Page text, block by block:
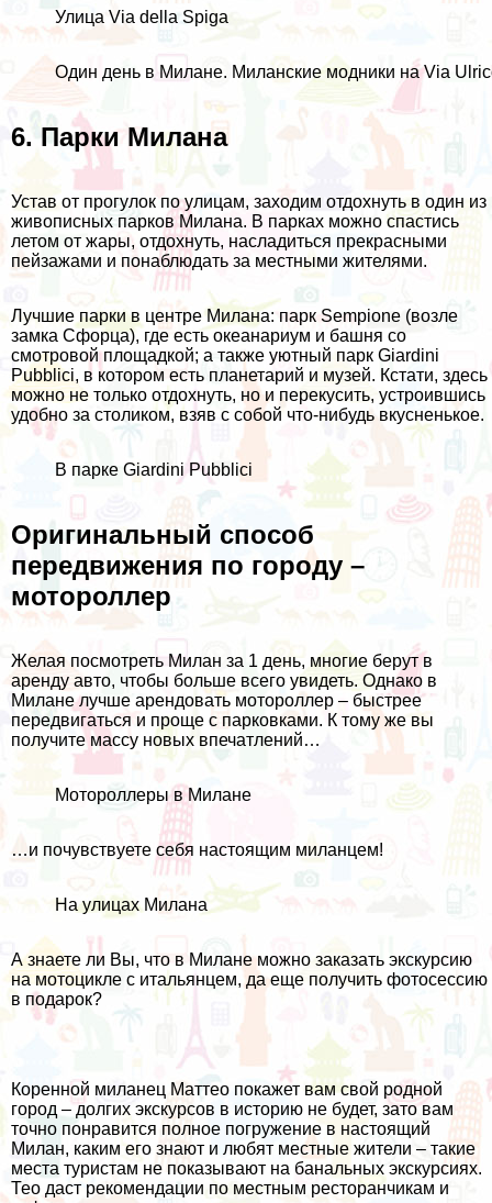
Улица Via della Spiga
Один день в Милане. Миланские модники на Via
6. Парки Милана
Устав от прогулок по улицам, заходим отдохнуть в один из
живописных парков Милана. В парках можно спастись
летом от жары, отдохнуть, насладиться прекрасными
пейзажами и понаблюдать за местными жителями.
Лучшие парки в центре Милана: парк Sempione (возле
замка Сфорца), где есть океанариум и башня со
смотровой площадкой; а также уютный парк Giardini
Pubblici, в котором есть планетарий и музей. Кстати, здесь
можно не только отдохнуть, но и перекусить, устроившись
удобно за столиком, взяв с собой что-нибудь вкусненькое.
В парке Giardini Pubblici
Оригинальный способ
передвижения по городу –
мотороллер
Желая посмотреть Милан за 1 день, многие берут в
аренду авто, чтобы больше всего увидеть. Однако в
Милане лучше арендовать мотороллер – быстрее
передвигаться и проще с парковками. К тому же вы
получите массу новых впечатлений…
Мотороллеры в Милане
…и почувствуете себя настоящим миланцем!
На улицах Милана
А знаете ли Вы, что в Милане можно заказать экскурсию
на мотоцикле с итальянцем, да еще получить фотосессию
в подарок?
Коренной миланец Маттео покажет вам свой родной
город – долгих экскурсов в историю не будет, зато вам
точно понравится полное погружение в настоящий
Милан, каким его знают и любят местные жители – такие
места туристам не показывают на банальных экскурсиях.
Тео даст рекомендации по местным ресторанчикам и